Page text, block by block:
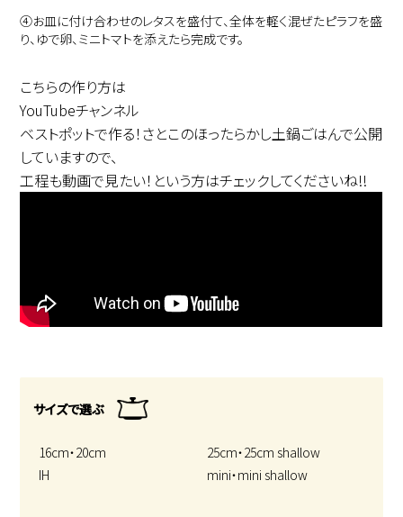
④お皿に付け合わせのレタスを盛付て、全体を軽く混ぜたピラフを盛
り、ゆで卵、ミニトマトを添えたら完成です。
こちらの作り方は
YouTubeチャンネル
ベストポットで作る！さとこのほったらかし土鍋ごはんで公開
していますので、
工程も動画で見たい！という方はチェックしてくださいね!!
サイズで選ぶ
16cm・20cm
25cm・25cm shallow
IH
mini・mini shallow